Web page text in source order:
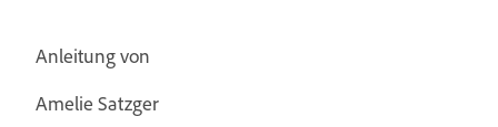
Anleitung von
Amelie Satzger